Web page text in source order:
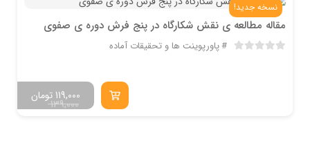
نسخه جدید!
مقاله مطالعه ی نقش شکارگاه در پنج فرش دوره ی صفوی
پاورپوینت ها و تحقیقات آماده
139,000
تومان119,000